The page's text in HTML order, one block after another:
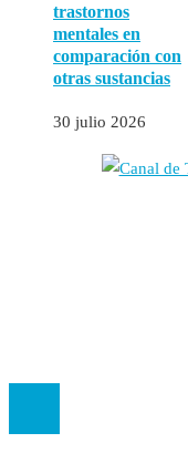
trastornos
mentales en
comparación con
otras sustancias
30 julio 2026